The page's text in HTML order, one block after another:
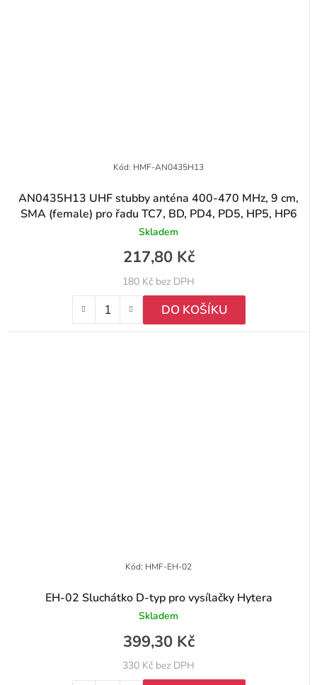
AN0435H13 UHF stubby anténa 400-470 MHz, 9 cm,
SMA (female) pro řadu TC7, BD, PD4, PD5, HP5, HP6
Skladem
180 Kč bez DPH
217,80 Kč
DO KOŠÍKU
Kód: HMF-AN0435H13
EH-02 Sluchátko D-typ pro vysílačky Hytera
Skladem
330 Kč bez DPH
399,30 Kč
Kód: HMF-EH-02